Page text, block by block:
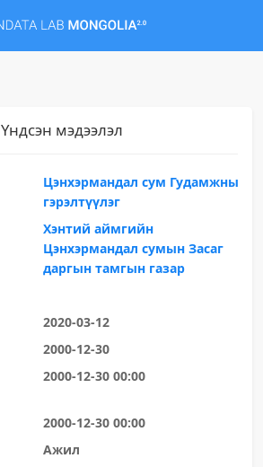
Үндсэн мэдээлэл
Цэнхэрмандал сум Гудамжны
гэрэлтүүлэг
Хэнтий аймгийн
Цэнхэрмандал сумын Засаг
даргын тамгын газар
2020-03-12
2000-12-30
2000-12-30 00:00
2000-12-30 00:00
Ажил